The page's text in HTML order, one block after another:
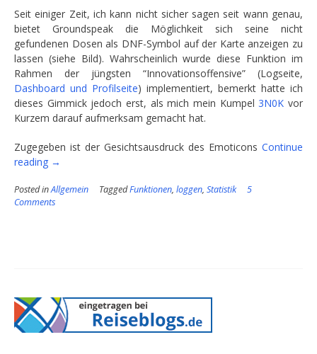
Seit einiger Zeit, ich kann nicht sicher sagen seit wann genau,
bietet Groundspeak die Möglichkeit sich seine nicht
gefundenen Dosen als DNF-Symbol auf der Karte anzeigen zu
lassen (siehe Bild). Wahrscheinlich wurde diese Funktion im
Rahmen der jüngsten “Innovationsoffensive” (Logseite,
Dashboard und Profilseite) implementiert, bemerkt hatte ich
dieses Gimmick jedoch erst, als mich mein Kumpel3N0K vor
Kurzem darauf aufmerksam gemacht hat.
Zugegeben ist der Gesichtsausdruck des Emoticons Continue
reading “Ein
fürs
Versagen”
→
Posted inAllgemein TaggedFunktionen, loggen, Statistik
5
Comments